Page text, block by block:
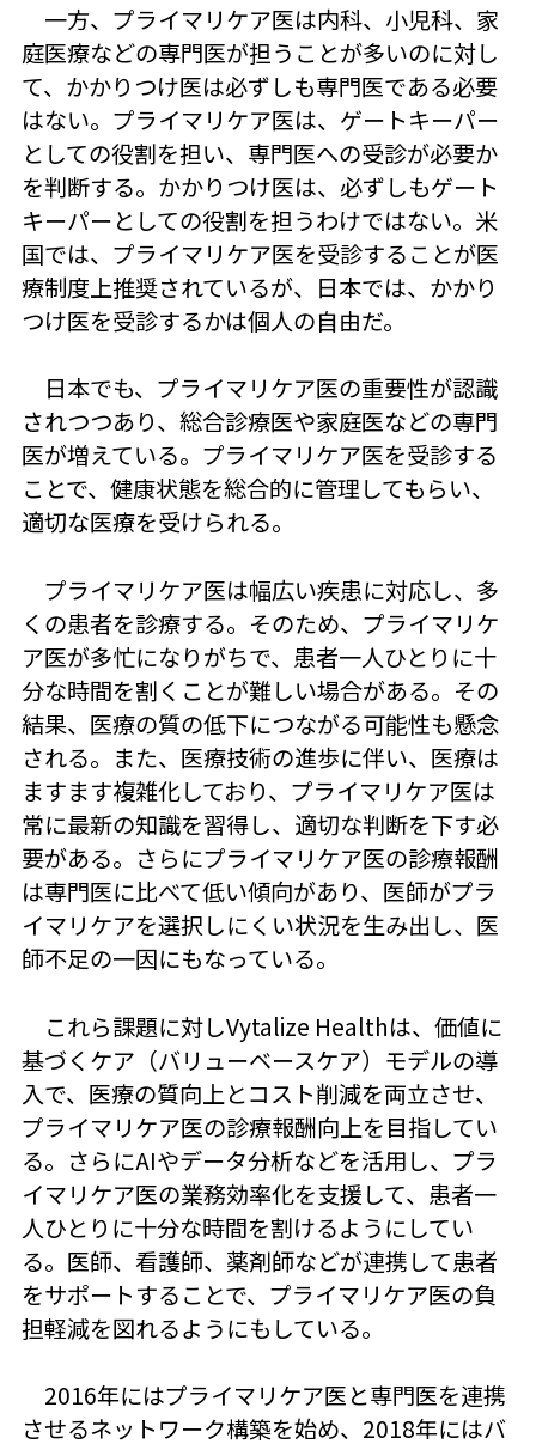
一方、プライマリケア医は内科、小児科、家
庭医療などの専門医が担うことが多いのに対し
て、かかりつけ医は必ずしも専門医である必要
はない。プライマリケア医は、ゲートキーパー
としての役割を担い、専門医への受診が必要か
を判断する。かかりつけ医は、必ずしもゲート
キーパーとしての役割を担うわけではない。米
国では、プライマリケア医を受診することが医
療制度上推奨されているが、日本では、かかり
つけ医を受診するかは個人の自由だ。
日本でも、プライマリケア医の重要性が認識
されつつあり、総合診療医や家庭医などの専門
医が増えている。プライマリケア医を受診する
ことで、健康状態を総合的に管理してもらい、
適切な医療を受けられる。
プライマリケア医は幅広い疾患に対応し、多
くの患者を診療する。そのため、プライマリケ
ア医が多忙になりがちで、患者一人ひとりに十
分な時間を割くことが難しい場合がある。その
結果、医療の質の低下につながる可能性も懸念
される。また、医療技術の進歩に伴い、医療は
ますます複雑化しており、プライマリケア医は
常に最新の知識を習得し、適切な判断を下す必
要がある。さらにプライマリケア医の診療報酬
は専門医に比べて低い傾向があり、医師がプラ
イマリケアを選択しにくい状況を生み出し、医
師不足の一因にもなっている。
これら課題に対しVytalize Healthは、価値に
基づくケア（バリューベースケア）モデルの導
入で、医療の質向上とコスト削減を両立させ、
プライマリケア医の診療報酬向上を目指してい
る。さらにAIやデータ分析などを活用し、プラ
イマリケア医の業務効率化を支援して、患者一
人ひとりに十分な時間を割けるようにしてい
る。医師、看護師、薬剤師などが連携して患者
をサポートすることで、プライマリケア医の負
担軽減を図れるようにもしている。
2016年にはプライマリケア医と専門医を連携
させるネットワーク構築を始め、2018年にはバ